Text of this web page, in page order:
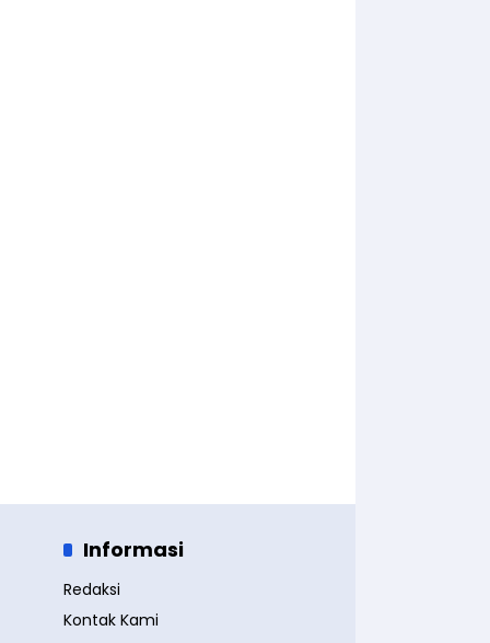
Informasi
Redaksi
Kontak Kami